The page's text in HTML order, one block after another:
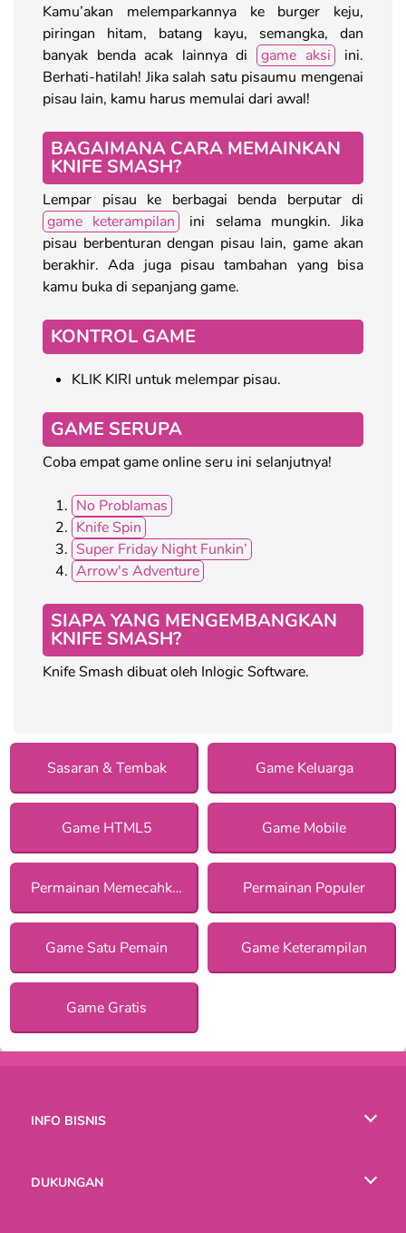
Kamu’akan melemparkannya ke burger keju,
piringan hitam, batang kayu, semangka, dan
banyak benda acak lainnya di
game aksi
ini.
Berhati-hatilah! Jika salah satu pisaumu mengenai
pisau lain, kamu harus memulai dari awal!
BAGAIMANA CARA MEMAINKAN
KNIFE SMASH?
Lempar pisau ke berbagai benda berputar di
game keterampilan
ini selama mungkin. Jika
pisau berbenturan dengan pisau lain, game akan
berakhir. Ada juga pisau tambahan yang bisa
kamu buka di sepanjang game.
KONTROL GAME
KLIK KIRI untuk melempar pisau.
GAME SERUPA
Coba empat game online seru ini selanjutnya!
No Problamas
Knife Spin
Super Friday Night Funkin’
Arrow's Adventure
SIAPA YANG MENGEMBANGKAN
KNIFE SMASH?
Knife Smash dibuat oleh Inlogic Software.
Sasaran & Tembak Game Keluarga
Game HTML5 Game Mobile
Permainan Memecahkan Misteri Permainan Populer
Game Satu Pemain Game Keterampilan
Game Gratis
INFO BISNIS
DUKUNGAN